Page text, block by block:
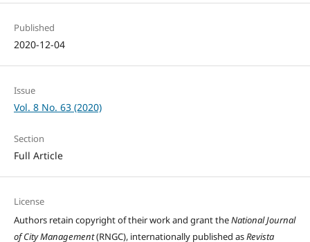
Published
2020-12-04
Issue
Vol. 8 No. 63 (2020)
Section
Full Article
License
Authors retain copyright of their work and grant theNational Journal
of City Management(RNGC), internationally published asRevista